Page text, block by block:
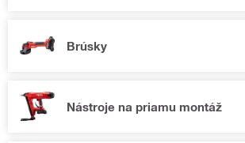
Brúsky
Nástroje na priamu montáž